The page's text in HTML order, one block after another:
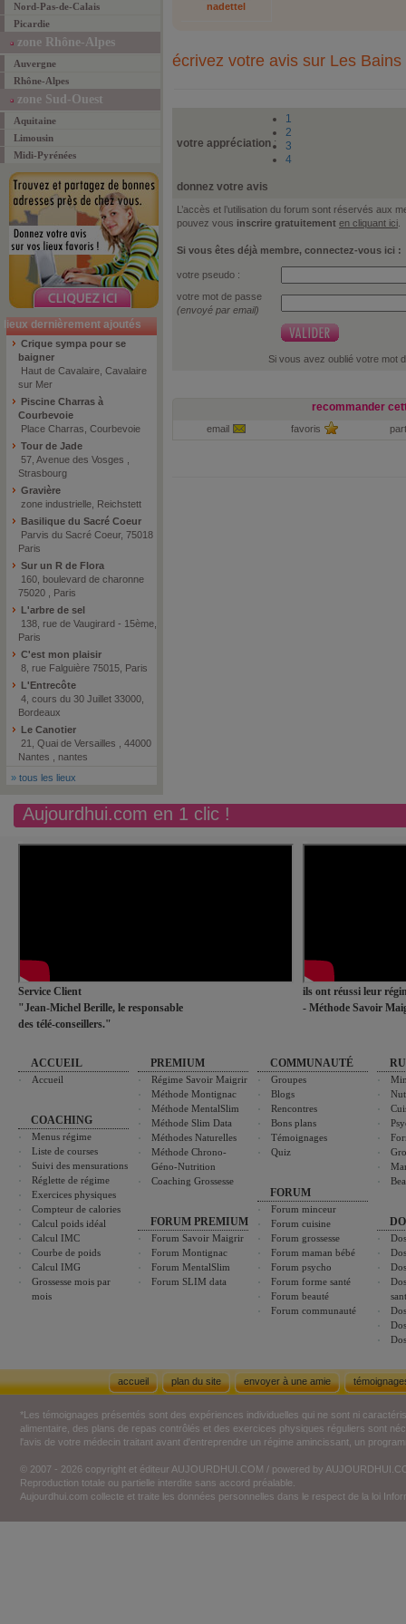
Nord-Pas-de-Calais
Picardie
zone Rhône-Alpes
Auvergne
Rhône-Alpes
zone Sud-Ouest
Aquitaine
Limousin
Midi-Pyrénées
lieux dernièrement ajoutés
Crique sympa pour se
baigner
Haut de Cavalaire, Cavalaire
sur Mer
Piscine Charras à
Courbevoie
Place Charras, Courbevoie
Tour de Jade
57, Avenue des Vosges ,
Strasbourg
Gravière
zone industrielle, Reichstett
Basilique du Sacré Coeur
Parvis du Sacré Coeur, 75018
Paris
Sur un R de Flora
160, boulevard de charonne
75020 , Paris
L'arbre de sel
138, rue de Vaugirard - 15ème,
Paris
C'est mon plaisir
8, rue Falguière 75015, Paris
L'Entrecôte
4, cours du 30 Juillet 33000,
Bordeaux
Le Canotier
21, Quai de Versailles , 44000
Nantes , nantes
» tous les lieux
nadettel
écrivez votre avis sur Les Bains
votre appréciation:
1
2
3
4
donnez votre avis
L’accès et l’utilisation du forum sont réservés aux
pouvez vous inscrire gratuitement en cliquant ici
Si vous êtes déjà membre, connectez-vous ici :
votre pseudo :
votre mot de passe
(envoyé par email)
Si vous avez oublié votre mot
recommander
email favoris
Aujourdhui.com en 1 clic !
Service Client
"Jean-Michel Berille, le responsable
des télé-conseillers."
ils ont réussi leur
- Méthode Savoir
ACCUEIL
Accueil
COACHING
Menus régime
Liste de courses
Suivi des mensurations
Réglette de régime
Exercices physiques
Compteur de calories
Calcul poids idéal
Calcul IMC
Courbe de poids
Calcul IMG
Grossesse mois par
mois
PREMIUM
Régime Savoir Maigrir
Méthode Montignac
Méthode MentalSlim
Méthode Slim Data
Méthodes Naturelles
Méthode Chrono-
Géno-Nutrition
Coaching Grossesse
FORUM PREMIUM
Forum Savoir Maigrir
Forum Montignac
Forum MentalSlim
Forum SLIM data
COMMUNAUTÉ
Groupes
Blogs
Rencontres
Bons plans
Témoignages
Quiz
FORUM
Forum minceur
Forum cuisine
Forum grossesse
Forum maman bébé
Forum psycho
Forum forme santé
Forum beauté
Forum communauté
accueil plan du site envoyer à une amie
*Les témoignages présentés sont des expériences individuelles qui ne sont ni
alimentaire, des plans de repas contrôlés et des exercices physiques réguliers sont
l'avis de votre médecin traitant avant d'entreprendre un régime amincissant, un
© 2007 - 2026 copyright et éditeur AUJOURDHUI.COM / powered by
Reproduction totale ou partielle interdite sans accord préalable.
Aujourdhui.com collecte et traite les données personnelles dans le respect de la loi